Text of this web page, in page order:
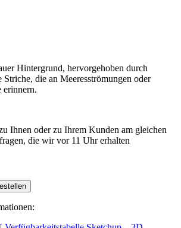
Hintergrund, hervorgehoben durch
Striche, die an Meeresströmungen oder
erinnern.
Ihnen oder zu Ihrem Kunden am gleichen
die wir vor 11 Uhr erhalten